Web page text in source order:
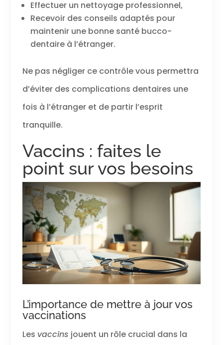
Effectuer un nettoyage professionnel,
Recevoir des conseils adaptés pour
maintenir une bonne santé bucco-
dentaire à l’étranger.
Ne pas négliger ce contrôle vous permettra
d’éviter des complications dentaires une
fois à l’étranger et de partir l’esprit
tranquille.
Vaccins : faites le
point sur vos besoins
L’importance de mettre à jour vos
vaccinations
Les vaccins jouent un rôle crucial dans la